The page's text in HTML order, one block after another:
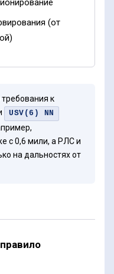
(от
к
USV(6) NN
с 0,6 мили, а РЛС и
на дальностях от